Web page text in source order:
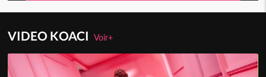
VIDEO KOACIVoir+